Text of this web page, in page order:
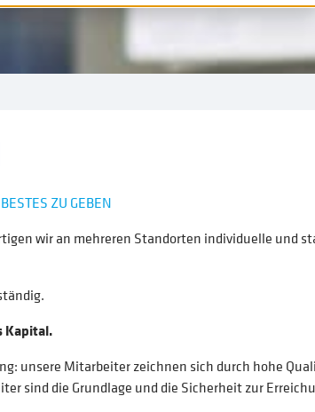
ZU GEBEN
wir an mehreren Standorten individuelle und
Kapital.
unsere Mitarbeiter zeichnen sich durch hohe
sind die Grundlage und die Sicherheit zur